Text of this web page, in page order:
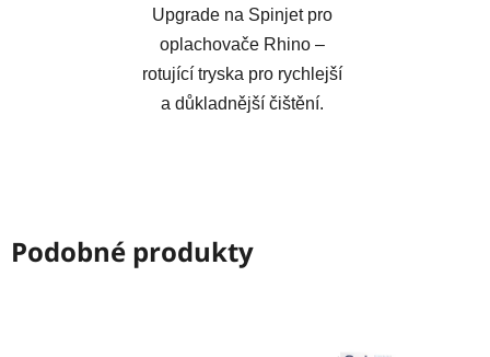
Upgrade na Spinjet pro
oplachovače Rhino –
rotující tryska pro rychlejší
a důkladnější čištění.
Podobné produkty